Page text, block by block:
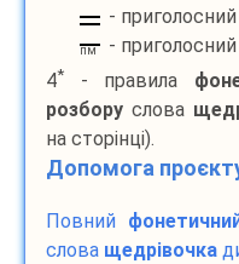
-
пм
-
4* - правила
розбору слова
на сторінці).
Допомога
Повний
слова щедрівочка